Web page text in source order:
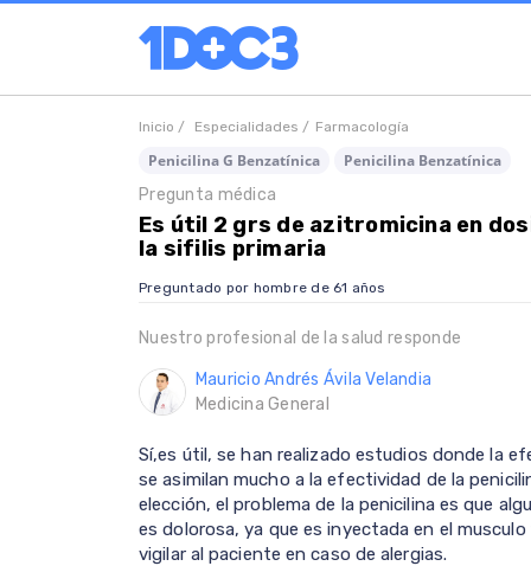
Inicio / Especialidades / Farmacología
Penicilina G Benzatínica
Penicilina Benzatínica
Pregunta médica
Es útil 2 grs de azitromicina en
la sifilis primaria
Preguntado por hombre de 61 años
Nuestro profesional de la salud responde
Mauricio Andrés Ávila Velandia
Medicina General
Sí,es útil, se han realizado estudios donde la
se asimilan mucho a la efectividad de la
elección, el problema de la penicilina es que
es dolorosa, ya que es inyectada en el
vigilar al paciente en caso de alergias.